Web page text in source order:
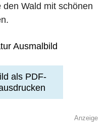
Wald mit schönen
als PDF-
Anzeige